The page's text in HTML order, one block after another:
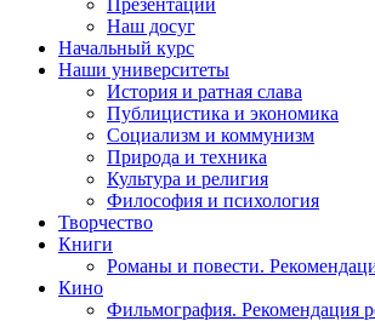
Наш досуг
Начальный курс
Наши университеты
История и ратная слава
Публицистика и экономика
Социализм и коммунизм
Природа и техника
Культура и религия
Философия и психология
Творчество
Книги
Романы и повести.
Кино
Фильмография. Рекомендация